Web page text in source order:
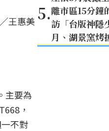
王惠美
主要為
，
不對
5.離市區15分鐘
訪「台版神隱
月、湖景窯烤